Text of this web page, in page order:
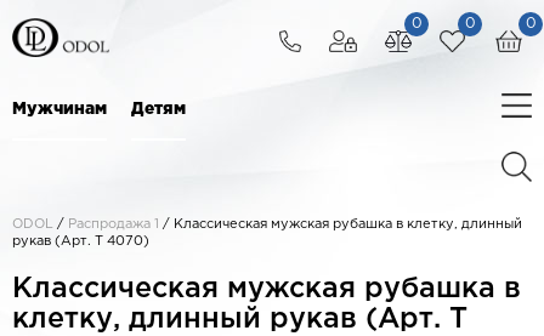
0
0
0
Мужчинам Детям
ODOL / Распродажа 1 / Классическая мужская рубашка в клетку, длинный
рукав (Арт. T 4070)
Классическая мужская рубашка в
клетку, длинный рукав (Арт. T